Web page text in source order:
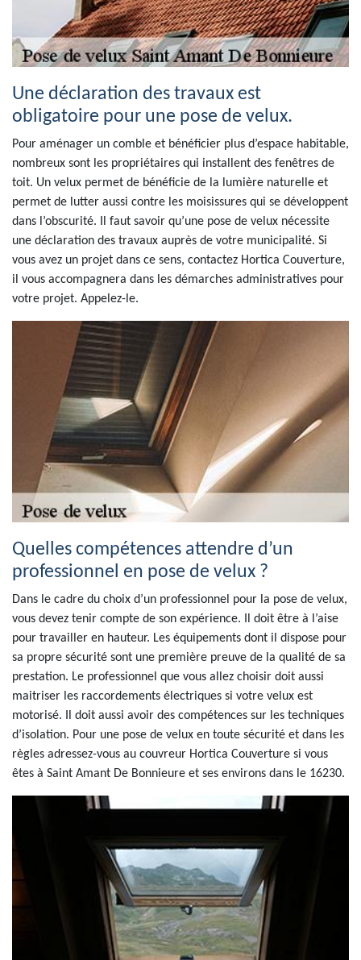
Une déclaration des travaux est
obligatoire pour une pose de velux.
Pour aménager un comble et bénéficier plus d’espace habitable,
nombreux sont les propriétaires qui installent des fenêtres de
toit. Un velux permet de bénéficie de la lumière naturelle et
permet de lutter aussi contre les moisissures qui se développent
dans l’obscurité. Il faut savoir qu’une pose de velux nécessite
une déclaration des travaux auprès de votre municipalité. Si
vous avez un projet dans ce sens, contactez Hortica Couverture,
il vous accompagnera dans les démarches administratives pour
votre projet. Appelez-le.
Quelles compétences attendre d’un
professionnel en pose de velux ?
Dans le cadre du choix d’un professionnel pour la pose de velux,
vous devez tenir compte de son expérience. Il doit être à l’aise
pour travailler en hauteur. Les équipements dont il dispose pour
sa propre sécurité sont une première preuve de la qualité de sa
prestation. Le professionnel que vous allez choisir doit aussi
maitriser les raccordements électriques si votre velux est
motorisé. Il doit aussi avoir des compétences sur les techniques
d’isolation. Pour une pose de velux en toute sécurité et dans les
règles adressez-vous au couvreur Hortica Couverture si vous
êtes à Saint Amant De Bonnieure et ses environs dans le 16230.